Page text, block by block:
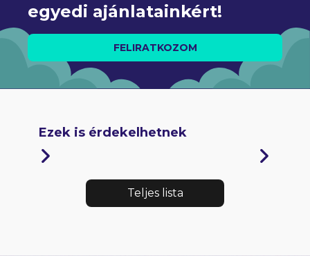
egyedi ajánlatainkért!
FELIRATKOZOM
Ezek is érdekelhetnek
Teljes lista